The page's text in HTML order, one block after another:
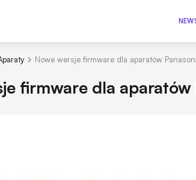
Nowe wersje firmware dla aparatów
firmware dla